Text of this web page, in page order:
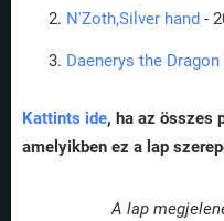
N'Zoth,Silver hand -
Daenerys the Dragon
Kattints ide, ha az összes
amelyikben ez a lap
A lap